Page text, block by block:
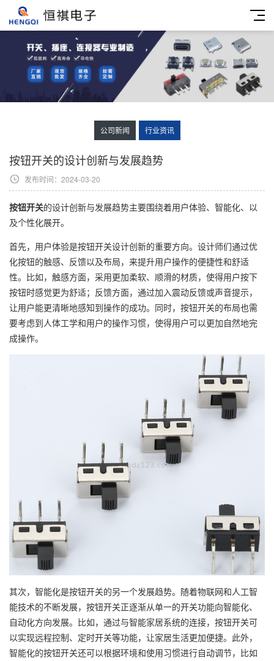
公司新闻 行业资讯
按钮开关的设计创新与发展趋势
发布时间：2024-03-20
按钮开关的设计创新与发展趋势主要围绕着用户体验、智能化、以
及个性化展开。
首先，用户体验是按钮开关设计创新的重要方向。设计师们通过优
化按钮的触感、反馈以及布局，来提升用户操作的便捷性和舒适
性。比如，触感方面，采用更加柔软、顺滑的材质，使得用户按下
按钮时感觉更为舒适；反馈方面，通过加入震动反馈或声音提示，
让用户能更清晰地感知到操作的成功。同时，按钮开关的布局也需
要考虑到人体工学和用户的操作习惯，使得用户可以更加自然地完
成操作。
其次，智能化是按钮开关的另一个发展趋势。随着物联网和人工智
能技术的不断发展，按钮开关正逐渐从单一的开关功能向智能化、
自动化方向发展。比如，通过与智能家居系统的连接，按钮开关可
以实现远程控制、定时开关等功能，让家居生活更加便捷。此外，
智能化的按钮开关还可以根据环境和使用习惯进行自动调节，比如